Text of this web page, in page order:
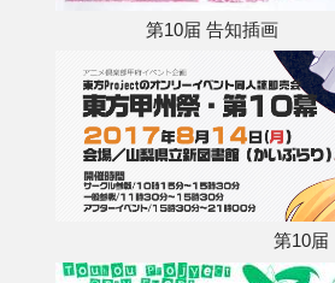
第10届 告知插画
第10届